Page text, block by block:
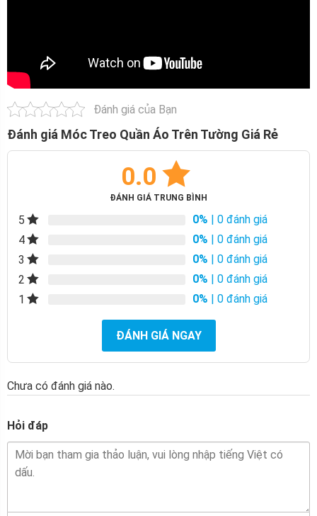
Đánh giá của Bạn
Đánh giá Móc Treo Quần Áo Trên Tường Giá Rẻ
0.0
ĐÁNH GIÁ TRUNG BÌNH
5 0% | 0 đánh giá
4
0% | 0 đánh giá
3
0% | 0 đánh giá
2
0% | 0 đánh giá
1
0% | 0 đánh giá
ĐÁNH GIÁ NGAY
Chưa có đánh giá nào.
Hỏi đáp